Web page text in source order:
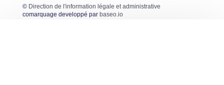
© Direction de l'information légale et administrative
comarquage developpé par baseo.io